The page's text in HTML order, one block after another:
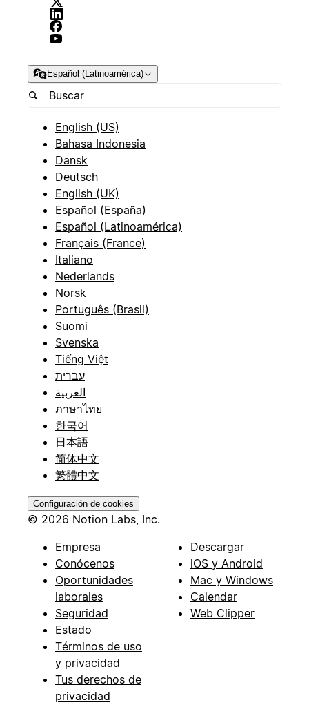
Español (Latinoamérica)
English (US)
Bahasa Indonesia
Dansk
Deutsch
English (UK)
Español (España)
Español (Latinoamérica)
Français (France)
Italiano
Nederlands
Norsk
Português (Brasil)
Suomi
Svenska
Tiếng Việt
עברית
العربية
ภาษาไทย
한국어
日本語
简体中文
繁體中文
Configuración de cookies
© 2026 Notion Labs, Inc.
Empresa
Conócenos
Oportunidades
laborales
Seguridad
Estado
Términos de uso
y privacidad
Tus derechos de
privacidad
Descargar
iOS y Android
Mac y Windows
Calendar
Web Clipper